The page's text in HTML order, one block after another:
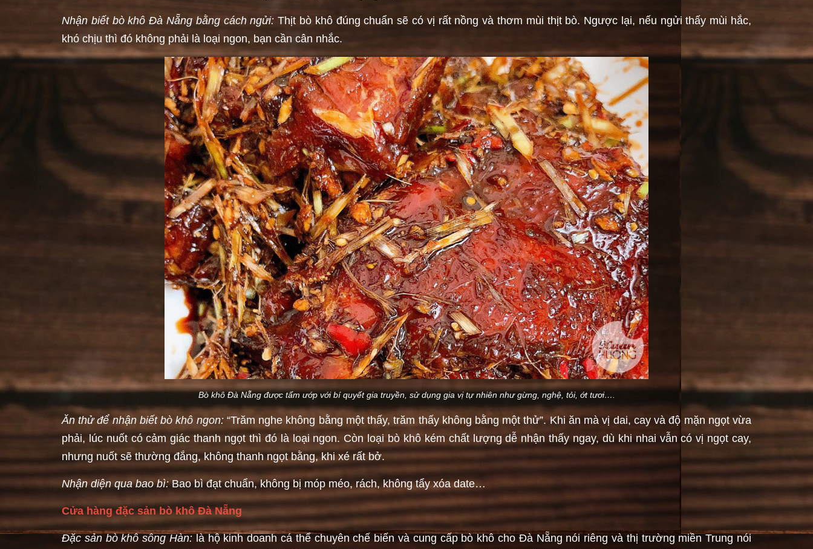
Nhận biết bò khô Đà Nẵng bằng cách ngửi: Thịt bò khô đúng chuẩn sẽ có vị rất nồng và thơm mùi thịt bò. Ngược lại, nếu ngửi thấy mùi hắc,
khó chịu thì đó không phải là loại ngon, bạn cần cân nhắc.
Bò khô Đà Nẵng được tẩm ướp với bí quyết gia truyền, sử dụng gia vị tự nhiên như gừng, nghệ, tỏi, ớt tươi….
Ăn thử để nhận biết bò khô ngon: “Trăm nghe không bằng một thấy, trăm thấy không bằng một thử”. Khi ăn mà vị dai, cay và độ mặn ngọt vừa
phải, lúc nuốt có cảm giác thanh ngọt thì đó là loại ngon. Còn loại bò khô kém chất lượng dễ nhận thấy ngay, dù khi nhai vẫn có vị ngọt cay,
nhưng nuốt sẽ thường đắng, không thanh ngọt bằng, khi xé rất bở.
Nhận diện qua bao bì:Bao bì đạt chuẩn, không bị móp méo, rách, không tẩy xóa date…
Cửa hàng đặc sản bò khô Đà Nẵng
Đặc sản bò khô sông Hàn:là hộ kinh doanh cá thể chuyên chế biến và cung cấp bò khô cho Đà Nẵng nói riêng và thị trường miền Trung nói